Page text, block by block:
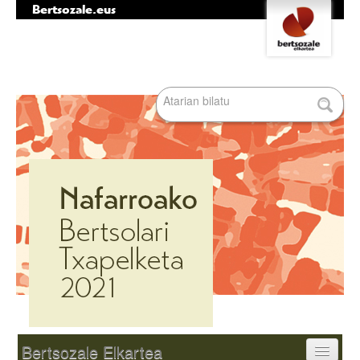
Bertsozale.eus
Salto
egin
nabigazioara
Bilatu atarian
Bilaketa
Bertsozale Elkartea